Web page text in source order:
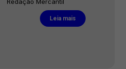
Leia mais